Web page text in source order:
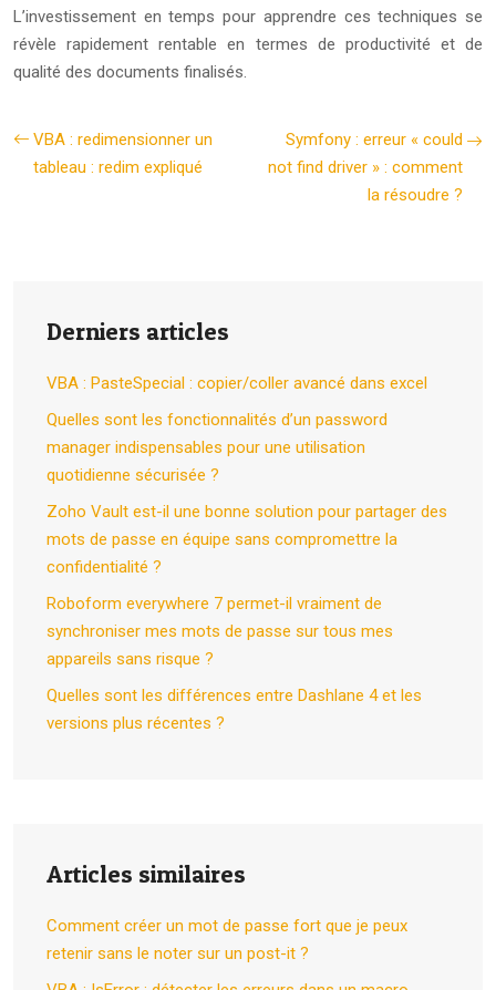
L’investissement en temps pour apprendre ces techniques se
révèle rapidement rentable en termes de productivité et de
qualité des documents finalisés.
VBA : redimensionner un
tableau : redim expliqué
Symfony : erreur « could
not find driver » : comment
la résoudre ?
Derniers articles
VBA : PasteSpecial : copier/coller avancé dans excel
Quelles sont les fonctionnalités d’un password
manager indispensables pour une utilisation
quotidienne sécurisée ?
Zoho Vault est-il une bonne solution pour partager des
mots de passe en équipe sans compromettre la
confidentialité ?
Roboform everywhere 7 permet-il vraiment de
synchroniser mes mots de passe sur tous mes
appareils sans risque ?
Quelles sont les différences entre Dashlane 4 et les
versions plus récentes ?
Articles similaires
Comment créer un mot de passe fort que je peux
retenir sans le noter sur un post-it ?